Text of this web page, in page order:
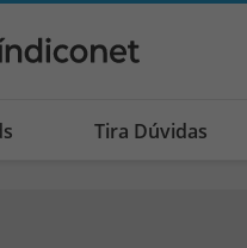
Tira Dúvidas